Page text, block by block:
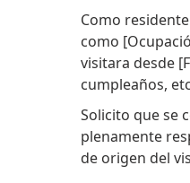
Como
como
visitara desde
cumpleaños,
Solicito que se
plenamente
de origen del